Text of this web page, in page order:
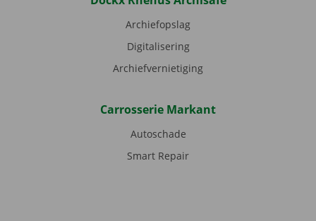
Archiefopslag
Digitalisering
Archiefvernietiging
Carrosserie Markant
Autoschade
Smart Repair